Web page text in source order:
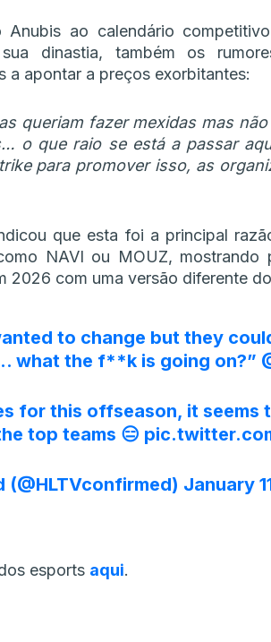
Anubis ao calendário
dinastia, também os
a apontar a preços exorbitantes:
queriam fazer mexidas mas
o que raio se está a passar
para promover isso, as
que esta foi a principal
NAVI ou MOUZ, mostrando
2026 com uma versão diferente
to change but they
what the f**k is going on?”
for this offseason, it seems
top teams 😑
January
esports aqui.